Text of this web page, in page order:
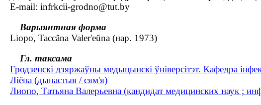
E-mail: infrkcii-grodno@tut.by
Варыянтная форма
Liopo, Taccâna Valer'eŭna (нар. 1973)
Гл. таксама
Гродзенскі дзяржаўны медыцынскі ўніверсітэт. Кафедра
Ліёпа (дынастыя / сям'я)
Лиопо, Татьяна Валерьевна (кандидат медицинских наук ;